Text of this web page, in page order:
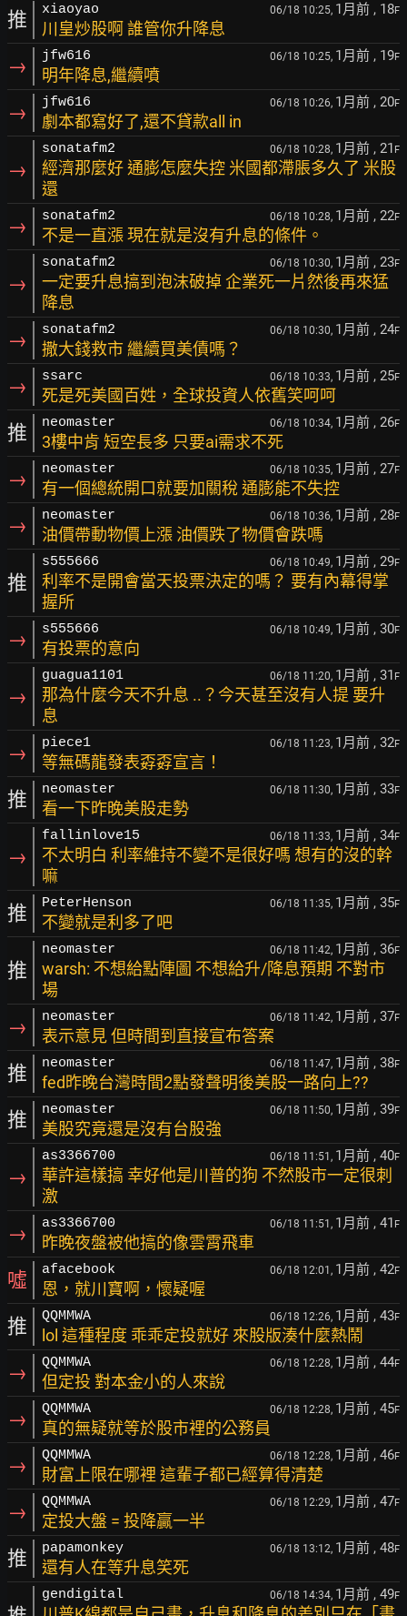
推 xiaoyao 06/18 10:25, 1月前 , 18F
川皇炒股啊 誰管你升降息
→ jfw616 06/18 10:25, 1月前 , 19F
明年降息,繼續噴
→ jfw616 06/18 10:26, 1月前 , 20F
劇本都寫好了,還不貸款all in
→
sonatafm2 06/18 10:28, 1月前 , 21 F
經濟那麼好 通膨怎麼失控 米國都滯脹多久了 米股
還
→ sonatafm2 06/18 10:28, 1月前 , 22F
不是一直漲 現在就是沒有升息的條件。
→
sonatafm2 06/18 10:30, 1月前 , 23F
一定要升息搞到泡沫破掉 企業死一片然後再來猛
降息
→ sonatafm2 06/18 10:30, 1月前 , 24F
撒大錢救市 繼續買美債嗎？
→ ssarc 06/18 10:33, 1月前 , 25F
死是死美國百姓，全球投資人依舊笑呵呵
推 neomaster 06/18 10:34, 1月前 , 26F
3樓中肯 短空長多 只要ai需求不死
→ neomaster 06/18 10:35, 1月前 , 27F
有一個總統開口就要加關稅 通膨能不失控
→ neomaster 06/18 10:36, 1月前 , 28F
油價帶動物價上漲 油價跌了物價會跌嗎
推
s555666 06/18 10:49, 1月前 , 29F
利率不是開會當天投票決定的嗎？ 要有內幕得掌
握所
→ s555666 06/18 10:49, 1月前 , 30F
有投票的意向
→
guagua1101 06/18 11:20, 1月前 , 31 F
那為什麼今天不升息 ..？今天甚至沒有人提 要升
息
→ piece1 06/18 11:23, 1月前 , 32F
等無碼龍發表孬孬宣言！
推 neomaster 06/18 11:30, 1月前 , 33F
看一下昨晚美股走勢
→
fallinlove15 06/18 11:33, 1月前 , 34F
不太明白 利率維持不變不是很好嗎 想有的沒的幹
嘛
推 PeterHenson 06/18 11:35, 1月前 , 35F
不變就是利多了吧
推
neomaster 06/18 11:42, 1月前 , 36F
warsh: 不想給點陣圖 不想給升/降息預期 不對市
場
→ neomaster 06/18 11:42, 1月前 , 37F
表示意見 但時間到直接宣布答案
推 neomaster 06/18 11:47, 1月前 , 38F
fed昨晚台灣時間2點發聲明後美股一路向上??
推 neomaster 06/18 11:50, 1月前 , 39F
美股究竟還是沒有台股強
→
as3366700 06/18 11:51, 1月前 , 40F
華許這樣搞 幸好他是川普的狗 不然股市一定很刺
激
→ as3366700 06/18 11:51, 1月前 , 41 F
昨晚夜盤被他搞的像雲霄飛車
噓 afacebook 06/18 12:01, 1月前 , 42F
恩，就川寶啊，懷疑喔
推 QQMMWA 06/18 12:26, 1月前 , 43F
lol 這種程度 乖乖定投就好 來股版湊什麼熱鬧
→ QQMMWA 06/18 12:28, 1月前 , 44F
但定投 對本金小的人來說
→ QQMMWA 06/18 12:28, 1月前 , 45F
真的無疑就等於股市裡的公務員
→ QQMMWA 06/18 12:28, 1月前 , 46F
財富上限在哪裡 這輩子都已經算得清楚
→ QQMMWA 06/18 12:29, 1月前 , 47F
定投大盤 = 投降贏一半
推 papamonkey 06/18 13:12, 1月前 , 48F
還有人在等升息笑死
gendigital 06/18 14:34, 1月前 , 49F